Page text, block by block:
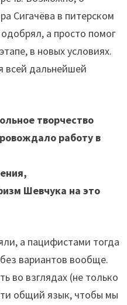
Сигачёва в питерском
а просто помог
в новых условиях.
всей дальнейшей
творчество
работу в
Шевчука на это
а пацифистами тогда
вариантов вообще.
во взглядах (не только
общий язык, чтобы мы